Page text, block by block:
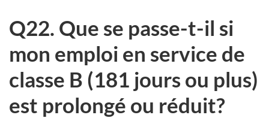
Q22. Que se passe-t-il si
mon emploi en service de
classe B (181 jours ou plus)
est prolongé ou réduit?